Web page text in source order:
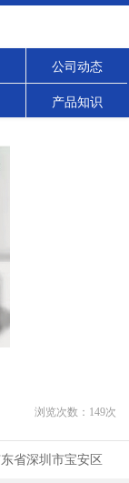
公司动态
产品知识
浏览次数： 149次
东省深圳市宝安区